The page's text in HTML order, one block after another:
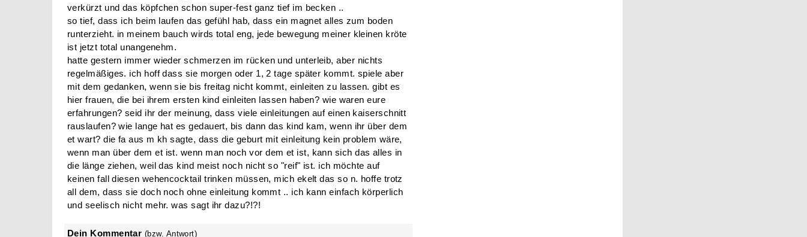
verkürzt und das köpfchen schon super-fest ganz tief im becken ..
so tief, dass ich beim laufen das gefühl hab, dass ein magnet alles zum boden
runterzieht. in meinem bauch wirds total eng, jede bewegung meiner kleinen kröte
ist jetzt total unangenehm.
hatte gestern immer wieder schmerzen im rücken und unterleib, aber nichts
regelmäßiges. ich hoff dass sie morgen oder 1, 2 tage später kommt. spiele aber
mit dem gedanken, wenn sie bis freitag nicht kommt, einleiten zu lassen. gibt es
hier frauen, die bei ihrem ersten kind einleiten lassen haben? wie waren eure
erfahrungen? seid ihr der meinung, dass viele einleitungen auf einen kaiserschnitt
rauslaufen? wie lange hat es gedauert, bis dann das kind kam, wenn ihr über dem
et wart? die fa aus m kh sagte, dass die geburt mit einleitung kein problem wäre,
wenn man über dem et ist. wenn man noch vor dem et ist, kann sich das alles in
die länge ziehen, weil das kind meist noch nicht so "reif" ist. ich möchte auf
keinen fall diesen wehencocktail trinken müssen, mich ekelt das so n. hoffe trotz
all dem, dass sie doch noch ohne einleitung kommt .. ich kann einfach körperlich
und seelisch nicht mehr. was sagt ihr dazu?!?!
Dein Kommentar (bzw. Antwort)